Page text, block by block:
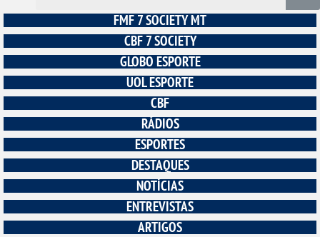
FMF 7 SOCIETY MT
CBF 7 SOCIETY
GLOBO ESPORTE
UOL ESPORTE
CBF
RÁDIOS
ESPORTES
DESTAQUES
NOTÍCIAS
ENTREVISTAS
ARTIGOS